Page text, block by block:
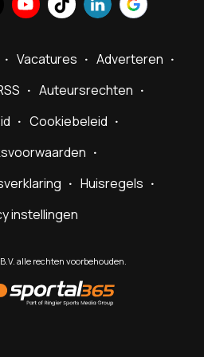
Vacatures
Adverteren
Auteursrechten
Cookiebeleid
Huisregels
instellingen
B.V. alle rechten voorbehouden.
by
Sportal365